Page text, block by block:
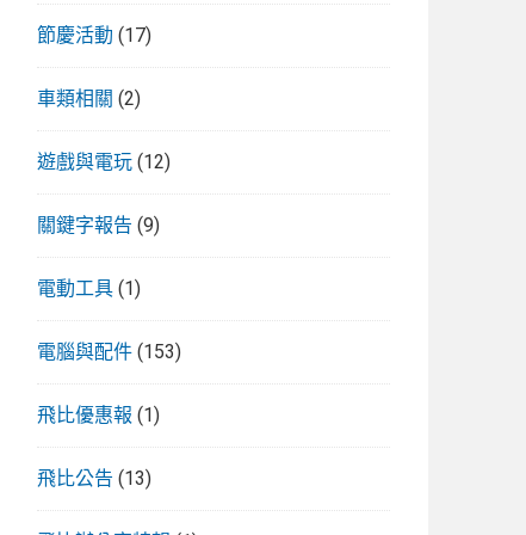
節慶活動 (17)
車類相關 (2)
遊戲與電玩 (12)
關鍵字報告 (9)
電動工具 (1)
電腦與配件 (153)
飛比優惠報 (1)
飛比公告 (13)